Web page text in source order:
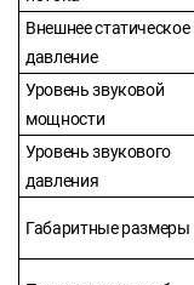
Внешнее статическое
давление
Уровень звуковой
мощности
Уровень звукового
давления
Габаритные размеры